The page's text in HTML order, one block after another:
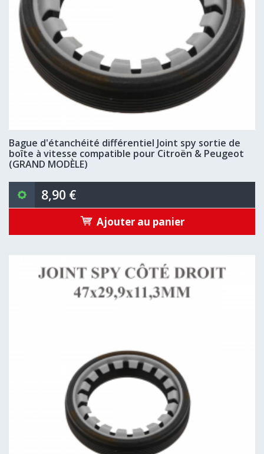
Bague d'étanchéité différentiel Joint spy sortie de
boîte à vitesse compatible pour Citroën & Peugeot
(GRAND MODÈLE)
8,90 €
Ajouter au panier